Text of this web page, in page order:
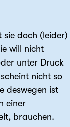
sie doch (leider)
will nicht
unter Druck
nicht so
deswegen ist
einer
brauchen.